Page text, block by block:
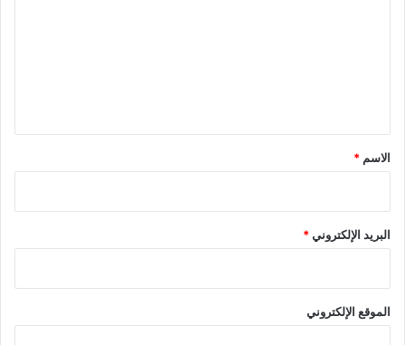
*
الاسم *
البريد الإلكتروني*
الموقع الإلكتروني